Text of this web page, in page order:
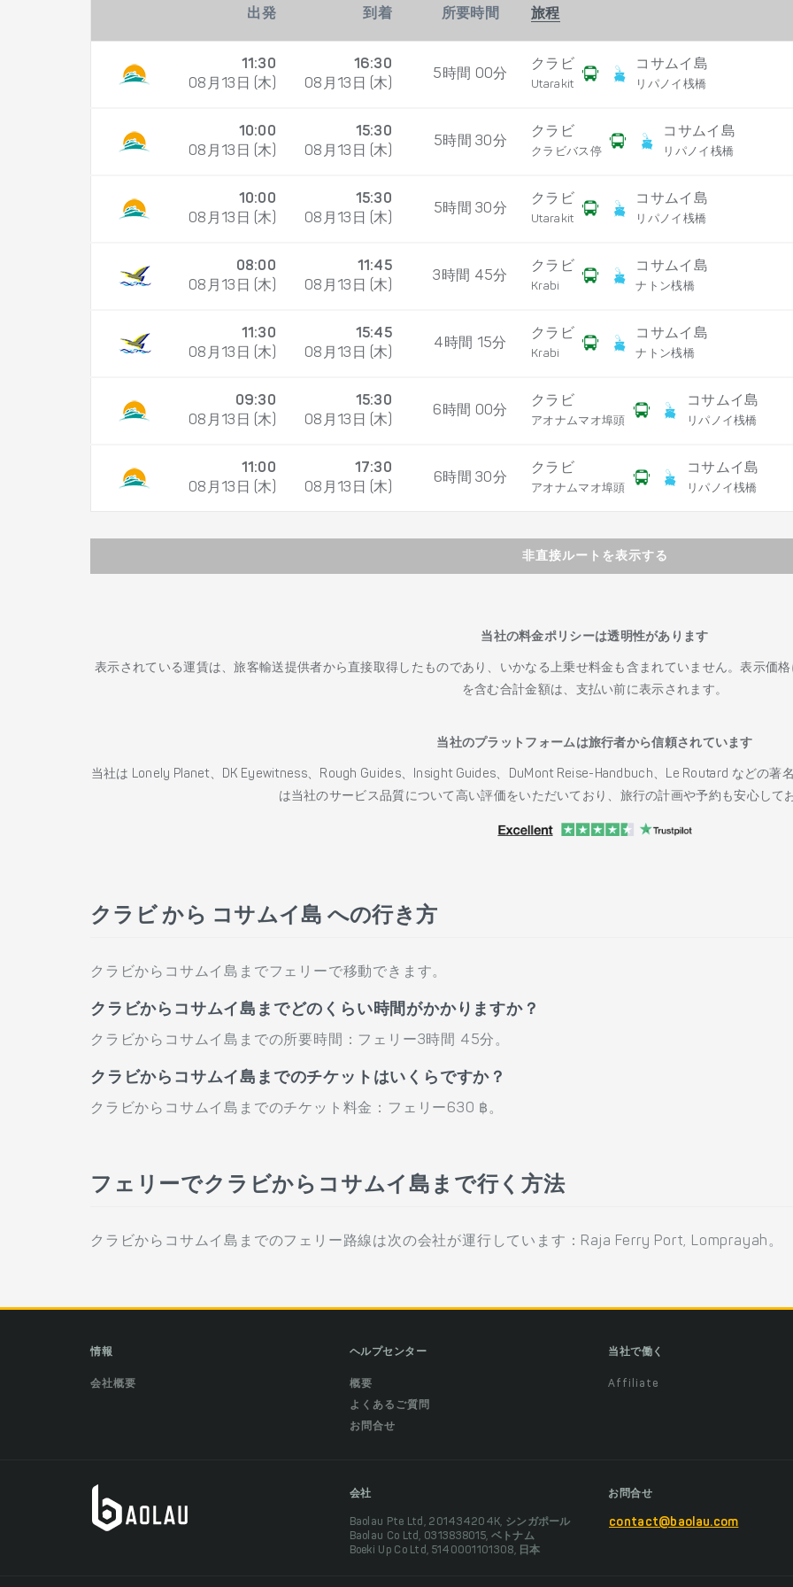
出発 到着 所要時間 旅程
11:30
08月13日 (木)
16:30
08月13日 (木)
5時間 00分
クラビ
Utarakit
コサムイ島
リパノイ桟橋
10:00
08月13日 (木)
15:30
08月13日 (木)
5時間 30分
クラビ
クラビバス停
コサムイ島
リパノイ桟橋
10:00
08月13日 (木)
15:30
08月13日 (木)
5時間 30分
クラビ
Utarakit
コサムイ島
リパノイ桟橋
08:00
08月13日 (木)
11:45
08月13日 (木)
3時間 45分
クラビ
Krabi
コサムイ島
ナトン桟橋
11:30
08月13日 (木)
15:45
08月13日 (木)
4時間 15分
クラビ
Krabi
コサムイ島
ナトン桟橋
09:30
08月13日 (木)
15:30
08月13日 (木)
6時間 00分
クラビ
アオナムマオ埠頭
コサムイ島
リパノイ桟橋
11:00
08月13日 (木)
17:30
08月13日 (木)
6時間 30分
クラビ
アオナムマオ埠頭
コサムイ島
リパノイ桟橋
非直接ルートを表示する
当社の料金ポリシーは透明性があります
表示されている運賃は、旅客輸送提供者から直接取得したものであり、いかなる上乗せ料金も含まれていません。表示価
を含む合計金額は、支払い前に表示されます。
当社のプラットフォームは旅行者から信頼されています
当社は Lonely Planet、DK Eyewitness、Rough Guides、Insight Guides、DuMont Reise-Handbuch、Le Routard などの著
は当社のサービス品質について高い評価をいただいており、旅行の計画や予約も安心して
クラビ から コサムイ島 への行き方
クラビからコサムイ島までフェリーで移動できます。
クラビからコサムイ島までどのくらい時間がかかりますか？
クラビからコサムイ島までの所要時間：フェリー3時間 45分。
クラビからコサムイ島までのチケットはいくらですか？
クラビからコサムイ島までのチケット料金：フェリー630 ฿。
フェリーでクラビからコサムイ島まで行く方法
クラビからコサムイ島までのフェリー路線は次の会社が運行しています：Raja Ferry Port, Lomprayah。
情報
会社概要
ヘルプセンター
概要
よくあるご質問
お問合せ
当社で働く
Affiliate
会社
Baolau Pte Ltd, 201434204K, シンガポール
Baolau Co Ltd, 0313838015, ベトナム
Boeki Up Co Ltd, 5140001101308, 日本
お問合せ
contact@baolau.com